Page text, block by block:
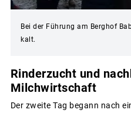
Bei der Führung am Berghof
kalt.
Rinderzucht und
Milchwirtschaft
Der zweite Tag begann nach